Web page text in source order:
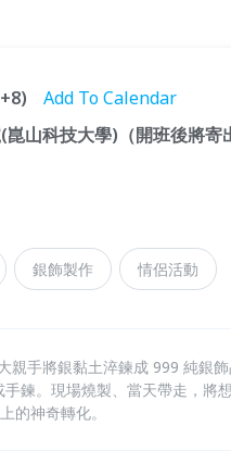
Add To Calendar
山科技大學)（開班後將寄
銀飾製作 情侶活動
手將銀黏土淬鍊成 999 純銀飾
鍊。現場燒製、當天帶走，將
的神奇轉化。